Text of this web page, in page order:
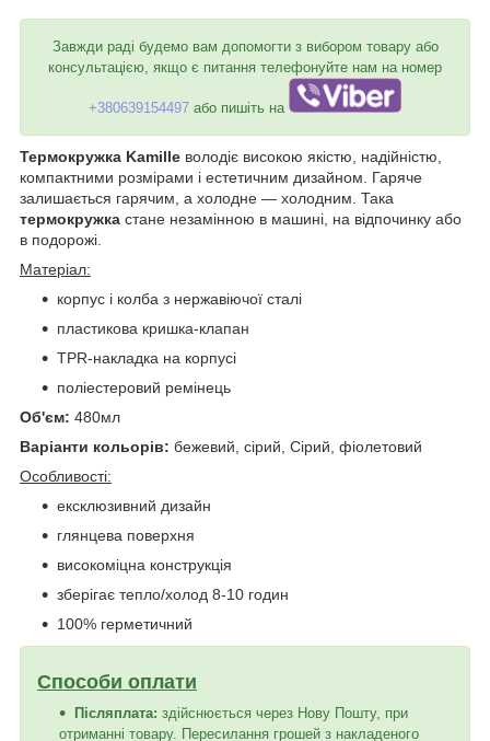
Завжди раді будемо вам допомогти з вибором товару або
консультацією, якщо є питання телефонуйте нам на номер
+380639154497 або пишіть на
Термокружка Kamille володіє високою якістю, надійністю,
компактними розмірами і естетичним дизайном. Гаряче
залишається гарячим, а холодне — холодним. Така
термокружка стане незамінною в машині, на відпочинку або
в подорожі.
Матеріал:
корпус і колба з нержавіючої сталі
пластикова кришка-клапан
TPR-накладка на корпусі
поліестеровий ремінець
Об'єм: 480мл
Варіанти кольорів: бежевий, сірий, Сірий, фіолетовий
Особливості:
ексклюзивний дизайн
глянцева поверхня
високоміцна конструкція
зберігає тепло/холод 8-10 годин
100% герметичний
Способи оплати
Післяплата: здійснюється через Нову Пошту, при
отриманні товару. Пересилання грошей з накладеного